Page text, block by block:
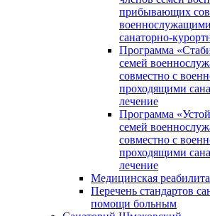
прибывающих
санаторно-
Программа
семей
совместно с
проходящими
лечение
Программа
семей
совместно с
проходящими
лечение
Медицинская
Перечень стандартов
помощи больным